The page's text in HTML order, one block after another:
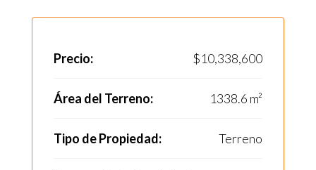
Precio: $10,338,600
Área del Terreno: 1338.6 m²
Tipo de Propiedad: Terreno